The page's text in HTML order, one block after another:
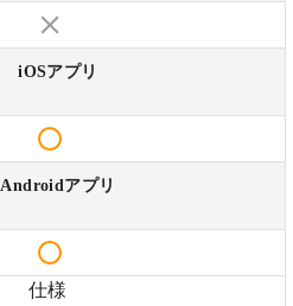
iOSアプリ
Androidアプリ
仕様